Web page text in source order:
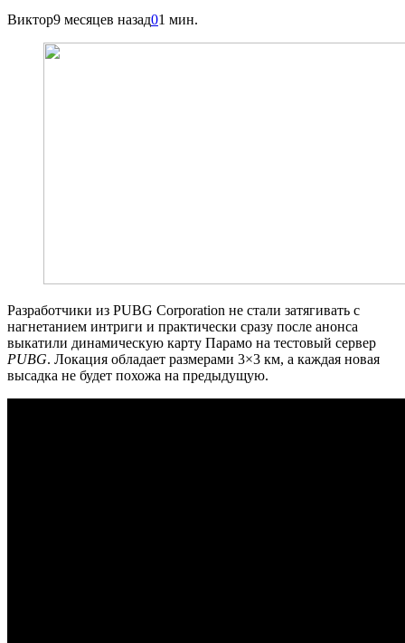
Виктор9 месяцев назад01 мин.
Разработчики из PUBG Corporation не стали затягивать с
нагнетанием интриги и практически сразу после анонса
выкатили динамическую карту Парамо на тестовый сервер
PUBG. Локация обладает размерами 3×3 км, а каждая новая
высадка не будет похожа на предыдущую.